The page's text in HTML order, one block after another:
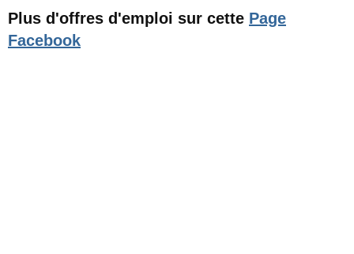
Plus d'offres d'emploi sur cette Page
Facebook